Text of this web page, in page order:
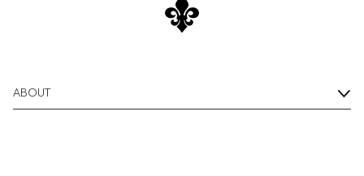
ABOUT